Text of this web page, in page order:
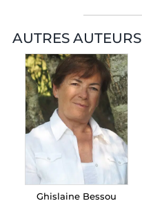
AUTRES AUTEURS
Ghislaine Bessou